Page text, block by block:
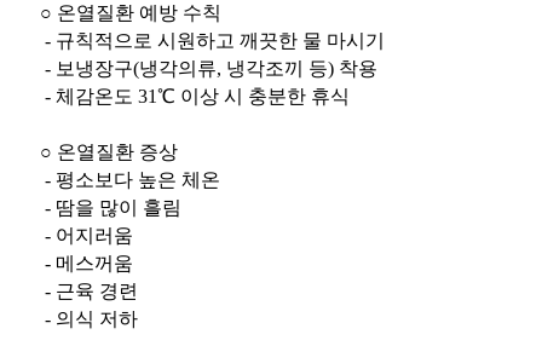
○ 온열질환 예방 수칙
- 규칙적으로 시원하고 깨끗한 물 마시기
- 보냉장구(냉각의류, 냉각조끼 등) 착용
- 체감온도 31℃ 이상 시 충분한 휴식
○ 온열질환 증상
- 평소보다 높은 체온
- 땀을 많이 흘림
- 어지러움
- 메스꺼움
- 근육 경련
- 의식 저하